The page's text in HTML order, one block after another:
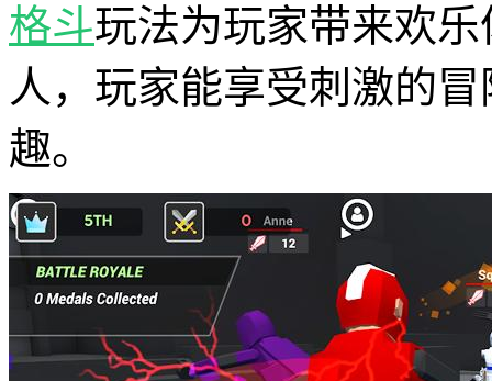
格斗玩法为玩家带来欢
人，玩家能享受刺激的
趣。